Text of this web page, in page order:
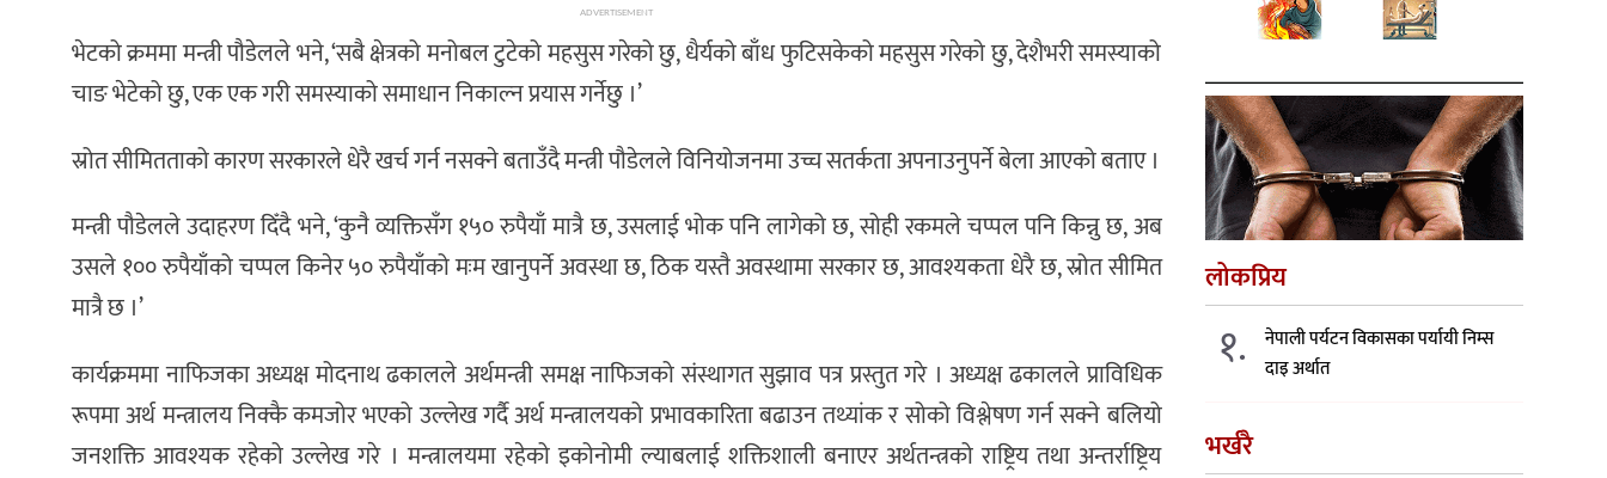
ADVERTISEMENT
भेटको क्रममा मन्त्री पौडेलले भने, ‘सबै क्षेत्रको मनोबल टुटेको महसुस गरेको छु, धैर्यको बाँध फुटिसकेको महसुस गरेको छु, देशैभरी समस्याको
चाङ भेटेको छु, एक एक गरी समस्याको समाधान निकाल्न प्रयास गर्नेछु ।’
स्रोत सीमितताको कारण सरकारले धेरै खर्च गर्न नसक्ने बताउँदै मन्त्री पौडेलले विनियोजनमा उच्च सतर्कता अपनाउनुपर्ने बेला आएको बताए ।
मन्त्री पौडेलले उदाहरण दिँदै भने, ‘कुनै व्यक्तिसँग १५० रुपैयाँ मात्रै छ, उसलाई भोक पनि लागेको छ, सोही रकमले चप्पल पनि किन्नु छ, अब
उसले १०० रुपैयाँको चप्पल किनेर ५० रुपैयाँको मःम खानुपर्ने अवस्था छ, ठिक यस्तै अवस्थामा सरकार छ, आवश्यकता धेरै छ, स्रोत सीमित
मात्रै छ ।’
कार्यक्रममा नाफिजका अध्यक्ष मोदनाथ ढकालले अर्थमन्त्री समक्ष नाफिजको संस्थागत सुझाव पत्र प्रस्तुत गरे । अध्यक्ष ढकालले प्राविधिक
रूपमा अर्थ मन्त्रालय निक्कै कमजोर भएको उल्लेख गर्दै अर्थ मन्त्रालयको प्रभावकारिता बढाउन तथ्यांक र सोको विश्लेषण गर्न सक्ने बलियो
जनशक्ति आवश्यक रहेको उल्लेख गरे । मन्त्रालयमा रहेको इकोनोमी ल्याबलाई शक्तिशाली बनाएर अर्थतन्त्रको राष्ट्रिय तथा अन्तर्राष्ट्रिय
लोकप्रिय
१.
नेपाली पर्यटन विकासका पर्यायी निम्स
दाइ अर्थात
भर्खरै